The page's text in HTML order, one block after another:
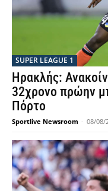
SUPER LEAGUE 1
Ηρακλής:
32χρονο πρώην
Πόρτο
Sportlive Newsroom - 08/08/